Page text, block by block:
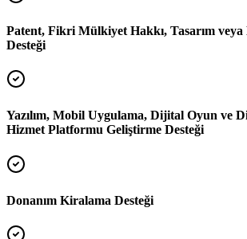
Patent, Fikri Mülkiyet Hakkı, Tasarım veya
Desteği
Yazılım, Mobil Uygulama, Dijital Oyun ve
Hizmet Platformu Geliştirme Desteği
Donanım Kiralama Desteği